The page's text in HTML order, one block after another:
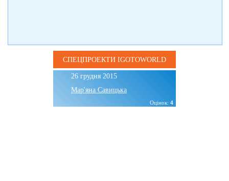
СПЕЦПРОЕКТИ IGOTOWORLD
26 грудня 2015
Мар'яна Савицька
Оцінок: 4